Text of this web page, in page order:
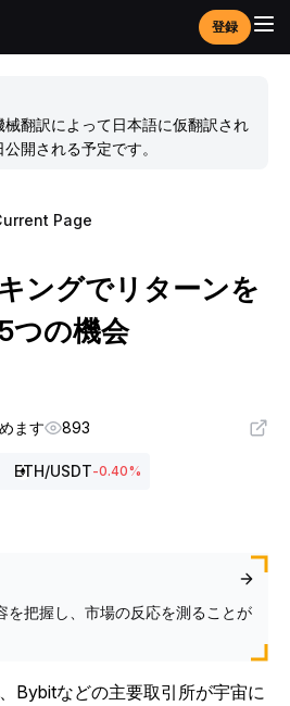
登録
翻訳によって日本語に仮翻訳され
開される予定です。
Page
ングでリターンを
つの機会
ます 893
ETH/USDT-0.40%
を把握し、市場の反応を測ることが
Bybitなどの主要取引所が宇宙に